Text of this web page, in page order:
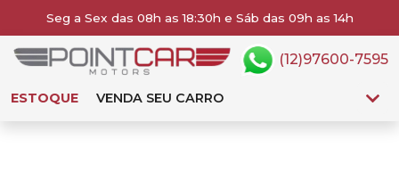
Seg a Sex das 08h as 18:30h e Sáb das 09h as 14h
ESTOQUE VENDA SEU CARRO
(12)97600-7595